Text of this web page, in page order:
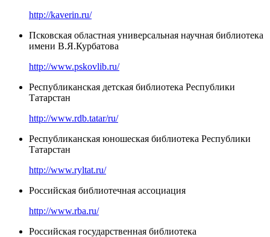
http://kaverin.ru/
Псковская областная универсальная научная библиотека
имени В.Я.Курбатова
http://www.pskovlib.ru/
Республиканская детская библиотека Республики
Татарстан
http://www.rdb.tatar/ru/
Республиканская юношеская библиотека Республики
Татарстан
http://www.ryltat.ru/
Российская библиотечная ассоциация
http://www.rba.ru/
Российская государственная библиотека